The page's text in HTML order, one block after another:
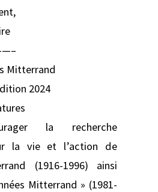
Mitterrand
2024
la recherche
la vie et l’action de
(1916-1996) ainsi
Mitterrand » (1981-